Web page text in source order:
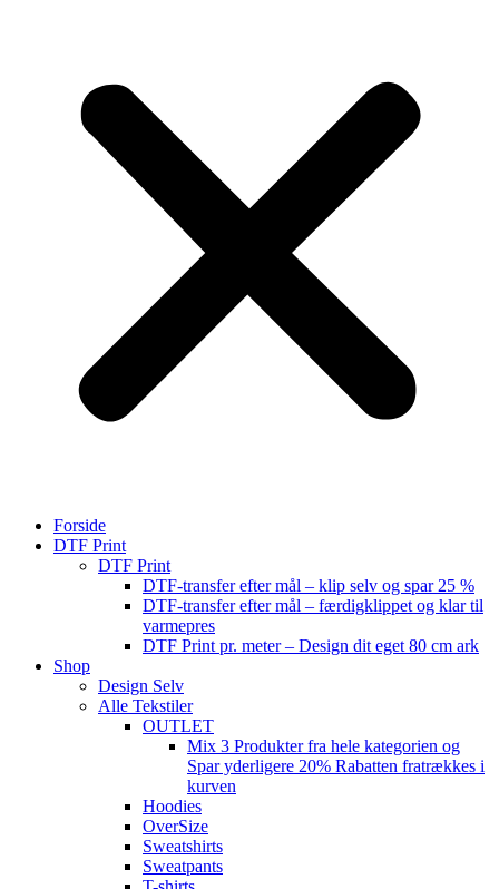
Forside
DTF Print
DTF Print
DTF-transfer efter mål – klip selv og spar 25 %
DTF-transfer efter mål – færdigklippet og klar til
varmepres
DTF Print pr. meter – Design dit eget 80 cm ark
Shop
Design Selv
Alle Tekstiler
OUTLET
Mix 3 Produkter fra hele kategorien og
Spar yderligere 20% Rabatten fratrækkes i
kurven
Hoodies
OverSize
Sweatshirts
Sweatpants